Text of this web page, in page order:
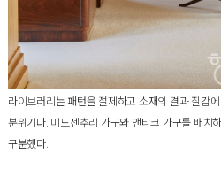
라이브러리는 패턴을 절제하고 소재의 결과 질감
분위기다. 미드센추리 가구와 앤티크 가구를 배치
구분했다.